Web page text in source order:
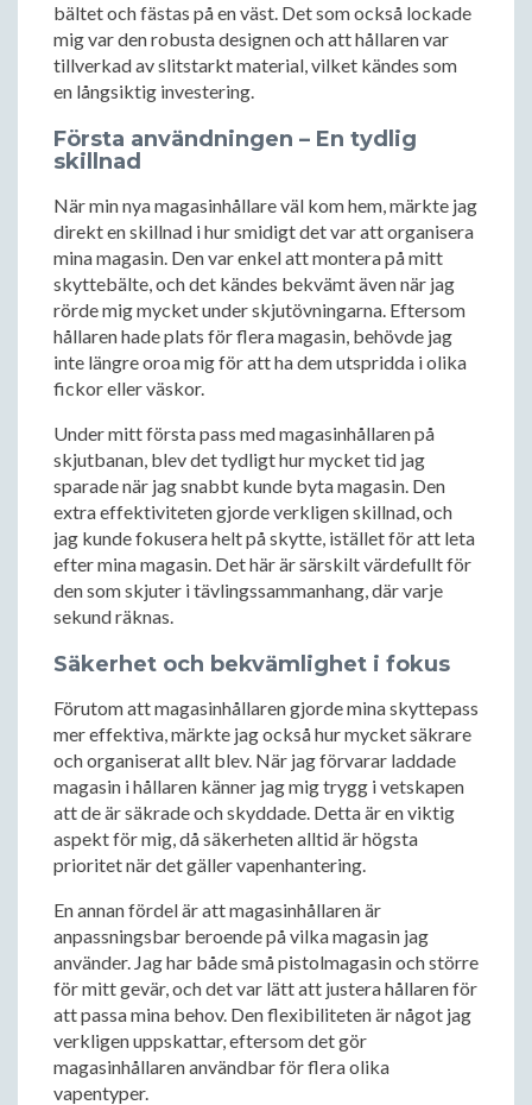
bältet och fästas på en väst. Det som också lockade
mig var den robusta designen och att hållaren var
tillverkad av slitstarkt material, vilket kändes som
en långsiktig investering.
Första användningen – En tydlig
skillnad
När min nya magasinhållare väl kom hem, märkte jag
direkt en skillnad i hur smidigt det var att organisera
mina magasin. Den var enkel att montera på mitt
skyttebälte, och det kändes bekvämt även när jag
rörde mig mycket under skjutövningarna. Eftersom
hållaren hade plats för flera magasin, behövde jag
inte längre oroa mig för att ha dem utspridda i olika
fickor eller väskor.
Under mitt första pass med magasinhållaren på
skjutbanan, blev det tydligt hur mycket tid jag
sparade när jag snabbt kunde byta magasin. Den
extra effektiviteten gjorde verkligen skillnad, och
jag kunde fokusera helt på skytte, istället för att leta
efter mina magasin. Det här är särskilt värdefullt för
den som skjuter i tävlingssammanhang, där varje
sekund räknas.
Säkerhet och bekvämlighet i fokus
Förutom att magasinhållaren gjorde mina skyttepass
mer effektiva, märkte jag också hur mycket säkrare
och organiserat allt blev. När jag förvarar laddade
magasin i hållaren känner jag mig trygg i vetskapen
att de är säkrade och skyddade. Detta är en viktig
aspekt för mig, då säkerheten alltid är högsta
prioritet när det gäller vapenhantering.
En annan fördel är att magasinhållaren är
anpassningsbar beroende på vilka magasin jag
använder. Jag har både små pistolmagasin och större
för mitt gevär, och det var lätt att justera hållaren för
att passa mina behov. Den flexibiliteten är något jag
verkligen uppskattar, eftersom det gör
magasinhållaren användbar för flera olika
vapentyper.